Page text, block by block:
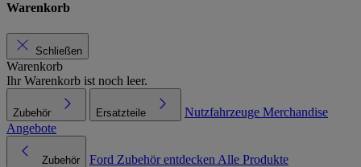
Warenkorb
Schließen
Warenkorb
Ihr Warenkorb ist noch leer.
Zubehör Ersatzteile Nutzfahrzeuge Merchandise
Angebote
Zubehör Ford Zubehör entdecken Alle Produkte